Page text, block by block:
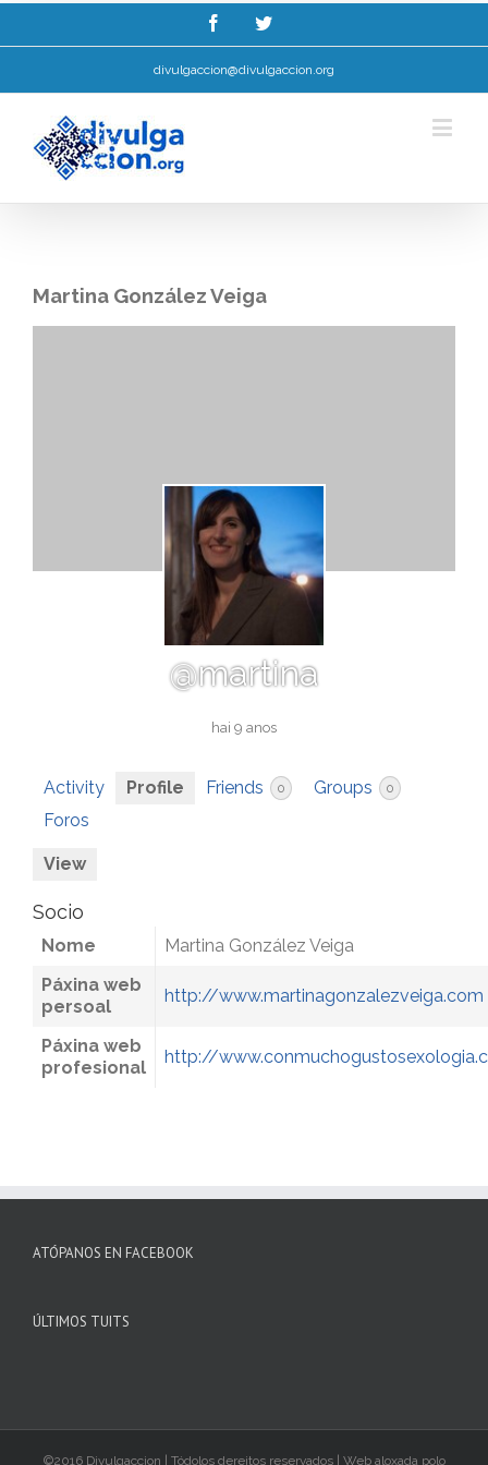
divulgaccion@divulgaccion.org
Martina González Veiga
@martina
hai 9 anos
Activity Profile Friends 0 Groups 0
Foros
View
Socio
Nome
Martina González Veiga
Páxina web
persoal
http://www.martinagonzalezveiga.com
Páxina web
profesional
http://
ATÓPANOS EN FACEBOOK
ÚLTIMOS TUITS
©2016 Divulgaccion | Tódolos dereitos reservados | Web aloxada polo
Esta web utiliza cookies para mellorar a súa experiencia de navegación.